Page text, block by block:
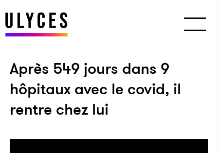
Après 549 jours dans 9
hôpitaux avec le covid, il
rentre chez lui